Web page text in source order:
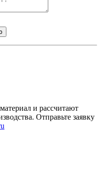
и рассчитают
Отправьте заявку